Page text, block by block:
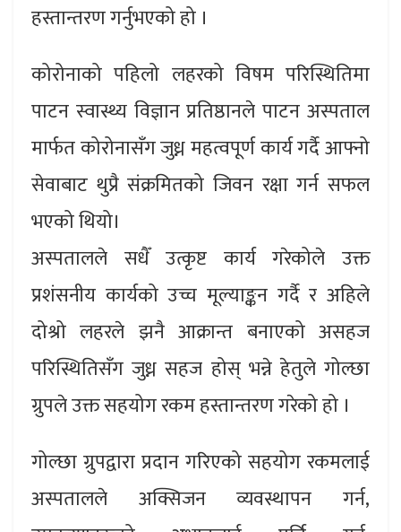
हस्तान्तरण गर्नुभएको हो ।
कोरोनाको पहिलो लहरको विषम परिस्थितिमा
पाटन स्वास्थ्य विज्ञान प्रतिष्ठानले पाटन अस्पताल
मार्फत कोरोनासँग जुध्न महत्वपूर्ण कार्य गर्दै आफ्नो
सेवाबाट थुप्रै संक्रमितको जिवन रक्षा गर्न सफल
भएको थियो।
अस्पतालले सधैँ उत्कृष्ट कार्य गरेकोले उक्त
प्रशंसनीय कार्यको उच्च मूल्याङ्कन गर्दै र अहिले
दोश्रो लहरले झनै आक्रान्त बनाएको असहज
परिस्थितिसँग जुध्न सहज होस् भन्ने हेतुले गोल्छा
ग्रुपले उक्त सहयोग रकम हस्तान्तरण गरेको हो ।
गोल्छा ग्रुपद्वारा प्रदान गरिएको सहयोग रकमलाई
अस्पतालले अक्सिजन व्यवस्थापन गर्न,